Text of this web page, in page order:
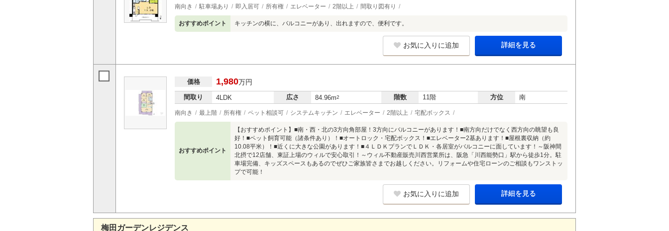
南向き 駐車場あり 即入居可 所有権 エレベーター 2階以上 間取り図有り
おすすめポイント キッチンの横に、バルコニーがあり、出れますので、便利です。
お気に入りに追加 詳細を見る
価格 1,980万円
間取り 4LDK 広さ 84.96m2 階数 11階 方位 南
南向き 最上階 所有権 ペット相談可 システムキッチン エレベーター 2階以上 宅配ボックス
おすすめポイント
【おすすめポイント】■南・西・北の3方向角部屋！3方向にバルコニーがあります！■南方向だけでなく西方向の眺望も良
好！■ペット飼育可能（諸条件あり）！■オートロック・宅配ボックス！■エレベーター2基あります！■屋根裏収納（約
10.08平米）！■近くに大きな公園があります！■４ＬＤＫプランでＬＤＫ・各居室がバルコニーに面しています！～阪神間
北摂で12店舗、東証上場のウィルで安心取引！～ウィル不動産販売川西営業所は、阪急「川西能勢口」駅から徒歩1分。駐
車場完備、キッズスペースもあるのでぜひご家族皆さまでお越しください。リフォームや住宅ローンのご相談もワンストッ
プで可能！
お気に入りに追加 詳細を見る
梅田ガーデンレジデンス